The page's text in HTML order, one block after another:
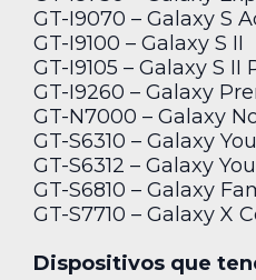
GT-I9070 – Galaxy S
GT-I9100 – Galaxy S II
GT-I9105 – Galaxy S II
GT-I9260 – Galaxy
GT-N7000 – Galaxy
GT-S6310 – Galaxy
GT-S6312 – Galaxy
GT-S6810 – Galaxy
GT-S7710 – Galaxy X
Dispositivos que